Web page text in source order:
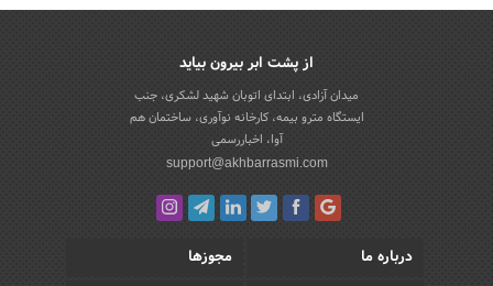
از پشت ابر بیرون بیاید
میدان آزادی، ابتدای اتوبان شهید لشکری، جنب
ایستگاه مترو بیمه، کارخانه نوآوری، ساختمان هم
آوا، اخباررسمی
support@akhbarrasmi.com
درباره ما
مجوزها